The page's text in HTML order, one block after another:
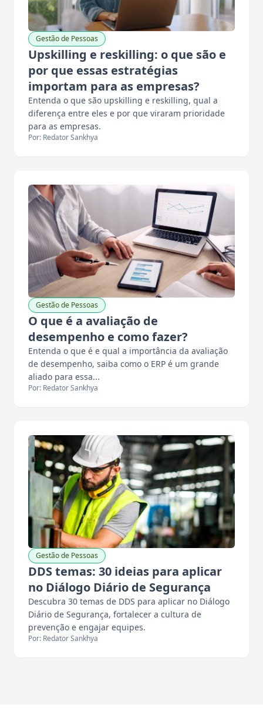
Gestão de Pessoas
Upskilling e reskilling: o que são e
por que essas estratégias
importam para as empresas?
Entenda o que são upskilling e reskilling, qual a
diferença entre eles e por que viraram prioridade
para as empresas.
Por: Redator Sankhya
Gestão de Pessoas
O que é a avaliação de
desempenho e como fazer?
Entenda o que é e qual a importância da avaliação
de desempenho, saiba como o ERP é um grande
aliado para essa...
Por: Redator Sankhya
Gestão de Pessoas
DDS temas: 30 ideias para aplicar
no Diálogo Diário de Segurança
Descubra 30 temas de DDS para aplicar no Diálogo
Diário de Segurança, fortalecer a cultura de
prevenção e engajar equipes.
Por: Redator Sankhya